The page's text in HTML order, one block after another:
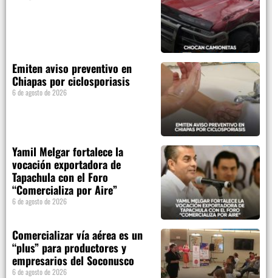
Emiten aviso preventivo en
Chiapas por ciclosporiasis
6 de agosto de 2026
Yamil Melgar fortalece la
vocación exportadora de
Tapachula con el Foro
“Comercializa por Aire”
6 de agosto de 2026
Comercializar vía aérea es un
“plus” para productores y
empresarios del Soconusco
6 de agosto de 2026